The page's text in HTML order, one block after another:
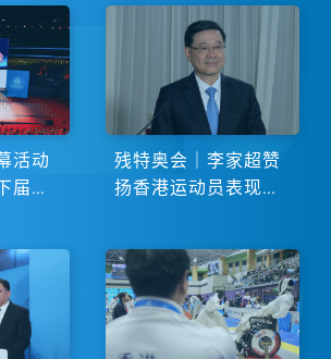
活动
届由
残特奥会｜李家超赞
扬香港运动员表现卓